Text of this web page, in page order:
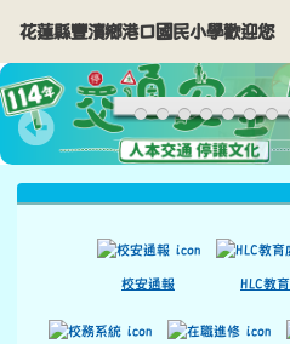
花蓮縣豐濱鄉港口國
導覽列
花蓮縣豐濱鄉港口國民小學歡迎您
上中區域內容
校安通報 HLC教
頁尾區域